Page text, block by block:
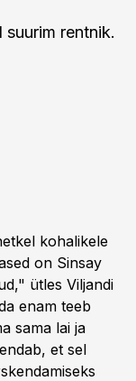
suurim rentnik.
kohalikele
on Sinsay
ütles Viljandi
enam teeb
sama lai ja
et sel